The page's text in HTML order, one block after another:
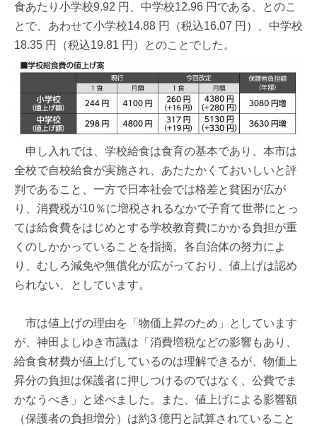
食あたり小学校9.92 円、中学校12.96 円である、とのこ
とで、あわせて小学校14.88 円（税込16.07 円）、中学校
18.35 円（税込19.81 円）とのことでした。
申し入れでは、学校給食は食育の基本であり、本市は
全校で自校給食が実施され、あたたかくておいしいと評
判であること、一方で日本社会では格差と貧困が広が
り、消費税が10％に増税されるなかで子育て世帯にとっ
ては給食費をはじめとする学校教育費にかかる負担が重
くのしかかっていることを指摘。各自治体の努力によ
り、むしろ減免や無償化が広がっており、値上げは認め
られない、としています。
市は値上げの理由を「物価上昇のため」としています
が、神田よしゆき市議は「消費増税などの影響もあり、
給食食材費が値上げしているのは理解できるが、物価上
昇分の負担は保護者に押しつけるのではなく、公費でま
かなうべき」と述べました。また、値上げによる影響額
（保護者の負担増分）は約3 億円と試算されていること